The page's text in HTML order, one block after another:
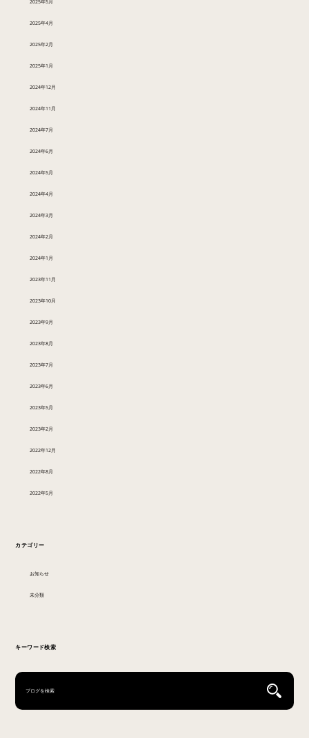
2025年4月
2025年2月
2025年1月
2024年12月
2024年11月
2024年7月
2024年6月
2024年5月
2024年4月
2024年3月
2024年2月
2024年1月
2023年11月
2023年10月
2023年9月
2023年8月
2023年7月
2023年6月
2023年5月
2023年2月
2022年12月
2022年8月
2022年5月
カテゴリー
お知らせ
未分類
キーワード検索